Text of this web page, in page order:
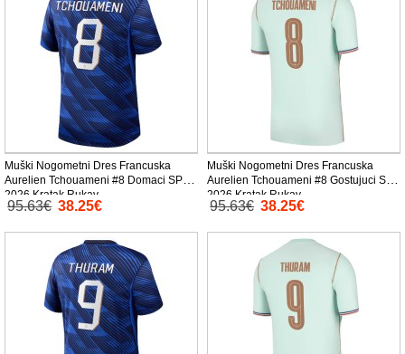
Muški Nogometni Dres Francuska
Aurelien Tchouameni #8 Domaci SP
2026 Kratak Rukav
95.63€ 38.25€
Muški Nogometni Dres Francuska
Aurelien Tchouameni #8 Gostujuci SP
2026 Kratak Rukav
95.63€ 38.25€